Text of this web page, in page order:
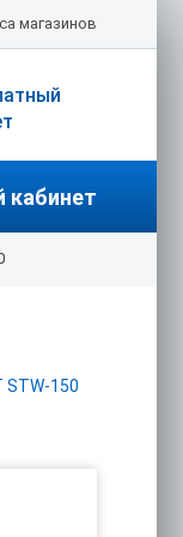
магазинов
кабинет